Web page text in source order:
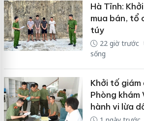
Hà Tĩnh:
mua bán, tổ
túy
22 giờ trước
sống
Khởi tố giám
Phòng khám
hành vi lừa